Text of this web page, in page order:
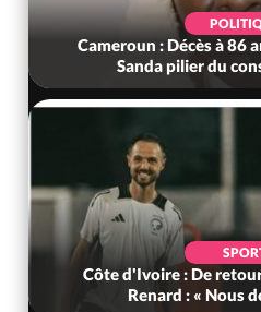
Cameroun : Décès à 86
Sanda pilier du
Côte d'Ivoire : De
Renard : « Nous